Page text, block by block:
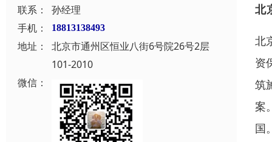
联系：
孙经理
手机：
18813138493
地址：
北京市通州区恒业八街6号院26号2层
101-2010
微信：
北
北
资
筑
案
国